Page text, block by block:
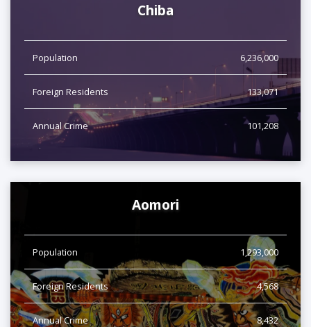
Chiba
Population 6,236,000
Foreign Residents 133,071
Annual Crime 101,208
Aomori
Population 1,293,000
Foreign Residents 4,568
Annual Crime 8,432